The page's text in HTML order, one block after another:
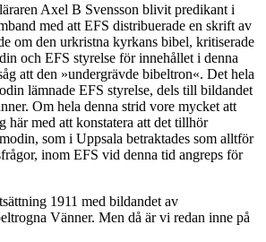
Axel B Svensson blivit predikant i
med att EFS distribuerade en skrift av
om den urkristna kyrkans bibel, kritiserade
och EFS styrelse för innehållet i denna
att den »undergrävde bibeltron«. Det hela
lämnade EFS styrelse, dels till bildandet
Om hela denna strid vore mycket att
här med att konstatera att det tillhör
som i Uppsala betraktades som alltför
inom EFS vid denna tid angreps för
1911 med bildandet av
Vänner. Men då är vi redan inne på